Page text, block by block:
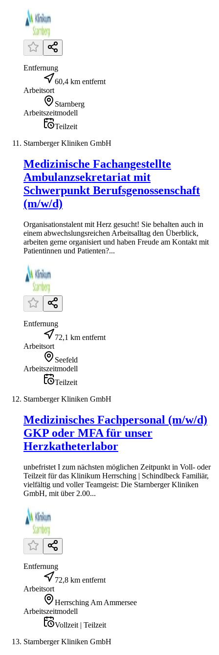
Entfernung
60,4 km entfernt
Arbeitsort
Starnberg
Arbeitszeitmodell
Teilzeit
Starnberger Kliniken GmbH
Medizinische Fachangestellte
Ambulanzsekretariat mit
Schwerpunkt Berufsgenossenschaft
(m/w/d)
Organisationstalent mit Herz gesucht! Sie behalten auch in
einem abwechslungsreichen Arbeitsalltag den Überblick,
arbeiten gerne organisiert und haben Freude am Kontakt mit
Patientinnen und Patienten?...
Entfernung
72,1 km entfernt
Arbeitsort
Seefeld
Arbeitszeitmodell
Teilzeit
Starnberger Kliniken GmbH
Medizinisches Fachpersonal (m/w/d)
GKP oder MFA für unser
Herzkatheterlabor
unbefristet I zum nächsten möglichen Zeitpunkt in Voll- oder
Teilzeit für das Klinikum Herrsching | Schindlbeck Familiär,
vielfältig und voller Teamgeist: Die Starnberger Kliniken
GmbH, mit über 2.00...
Entfernung
72,8 km entfernt
Arbeitsort
Herrsching Am Ammersee
Arbeitszeitmodell
Vollzeit | Teilzeit
Starnberger Kliniken GmbH